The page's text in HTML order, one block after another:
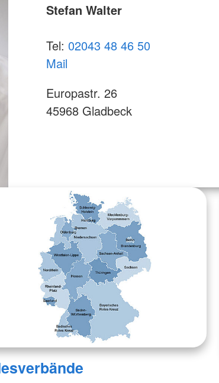
Stefan Walter
Tel: 02043 48 46 50
Mail
Europastr. 26
45968 Gladbeck